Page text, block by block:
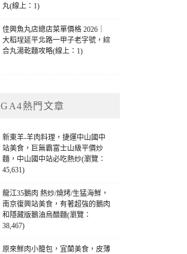
丸(線上：1)
佳興魚丸店總店菜單價格 2026｜
大稻埕延平北路一甲子老字號，綜
合丸湯乾麵攻略(線上：1)
GA4熱門文章
新東羊-羊肉料理，捷運中山國中
站美食，巨無霸富士山級平價炒
麵，中山國中站必吃熱炒(瀏覽：
45,631)
龍江35鵝肉 熱炒/燒烤/生猛海鮮，
南京復興站美食，有著超強的鵝肉
和隱藏版鵝油烏醋麵(瀏覽：
38,467)
原來鮮肉小籠包，宜蘭美食，皮薄